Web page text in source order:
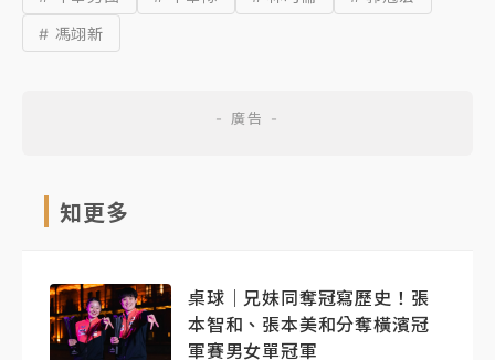
# 馮翊新
知更多
桌球｜兄妹同奪冠寫歷史！張
本智和、張本美和分奪橫濱冠
軍賽男女單冠軍